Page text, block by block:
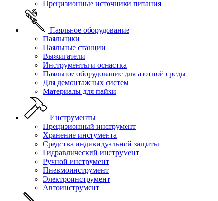
Прецизионные источники питания
Паяльное оборудование
Паяльники
Паяльные станции
Выжигатели
Инструменты и оснастка
Паяльное оборудование для азотной среды
Для демонтажных систем
Материалы для пайки
Инструменты
Прецизионный инструмент
Хранение инстумента
Средства индивидуальной защиты
Гидравлический инструмент
Ручной инструмент
Пневмоинструмент
Электроинструмент
Автоинструмент